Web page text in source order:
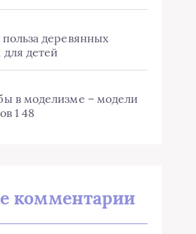
деревянных
детей
в моделизме – модели
1 48
комментарии